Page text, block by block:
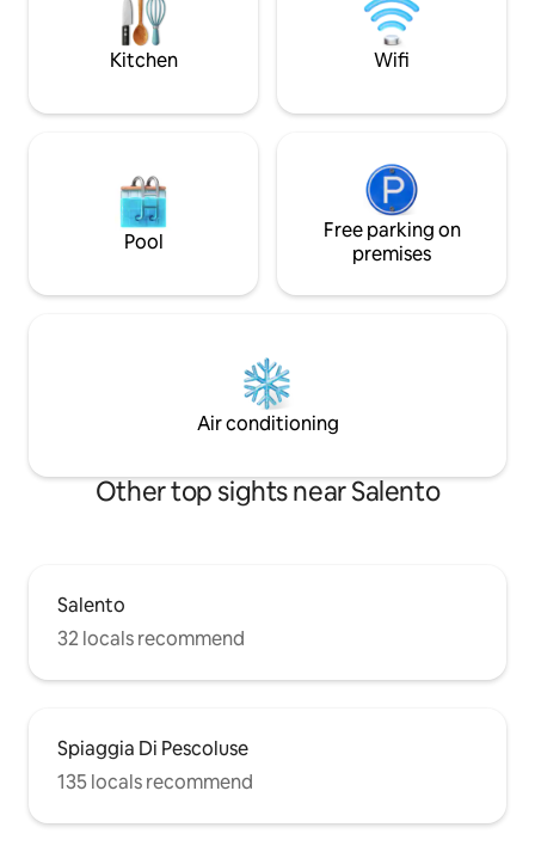
Kitchen Wifi
Pool
Free parking on
premises
Air conditioning
Other top sights near Salento
Salento
32 locals recommend
Spiaggia Di Pescoluse
135 locals recommend